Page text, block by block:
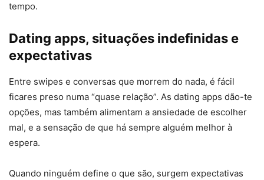
tempo.
Dating apps, situações indefinidas e
expectativas
Entre swipes e conversas que morrem do nada, é fácil
ficares preso numa “quase relação”. As dating apps dão-te
opções, mas também alimentam a ansiedade de escolher
mal, e a sensação de que há sempre alguém melhor à
espera.
Quando ninguém define o que são, surgem expectativas